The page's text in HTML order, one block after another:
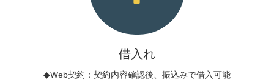
借入れ
◆Web契約：契約内容確認後、振込みで借入可能